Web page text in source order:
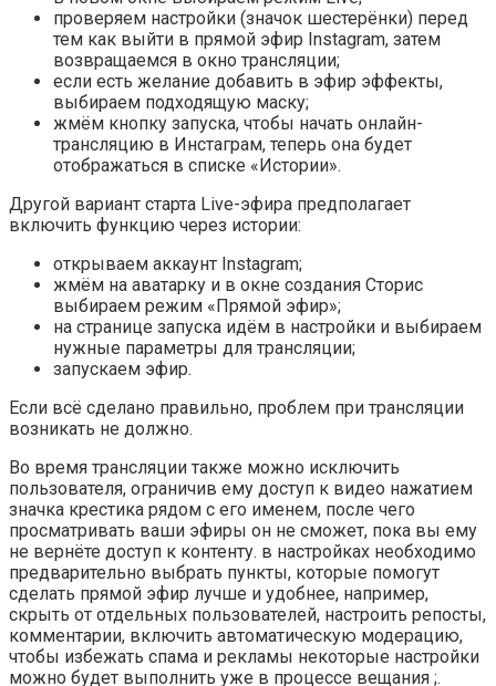
проверяем настройки (значок шестерёнки) перед
тем как выйти в прямой эфир Instagram, затем
возвращаемся в окно трансляции;
если есть желание добавить в эфир эффекты,
выбираем подходящую маску;
жмём кнопку запуска, чтобы начать онлайн-
трансляцию в Инстаграм, теперь она будет
отображаться в списке «Истории».
Другой вариант старта Live-эфира предполагает
включить функцию через истории:
открываем аккаунт Instagram;
жмём на аватарку и в окне создания Сторис
выбираем режим «Прямой эфир»;
на странице запуска идём в настройки и выбираем
нужные параметры для трансляции;
запускаем эфир.
Если всё сделано правильно, проблем при трансляции
возникать не должно.
Во время трансляции также можно исключить
пользователя, ограничив ему доступ к видео нажатием
значка крестика рядом с его именем, после чего
просматривать ваши эфиры он не сможет, пока вы ему
не вернёте доступ к контенту. в настройках необходимо
предварительно выбрать пункты, которые помогут
сделать прямой эфир лучше и удобнее, например,
скрыть от отдельных пользователей, настроить репосты,
комментарии, включить автоматическую модерацию,
чтобы избежать спама и рекламы некоторые настройки
можно будет выполнить уже в процессе вещания ;.